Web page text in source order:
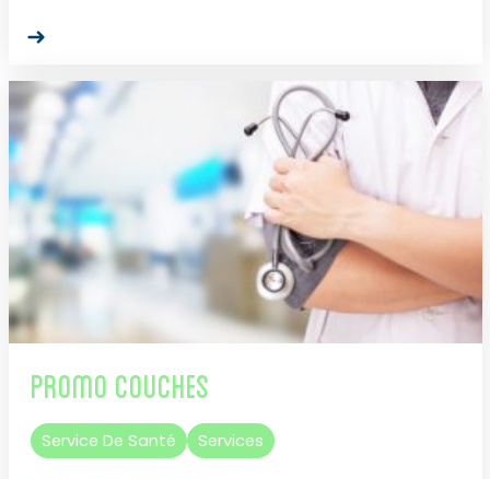
Promo Couches
Service De Santé Services